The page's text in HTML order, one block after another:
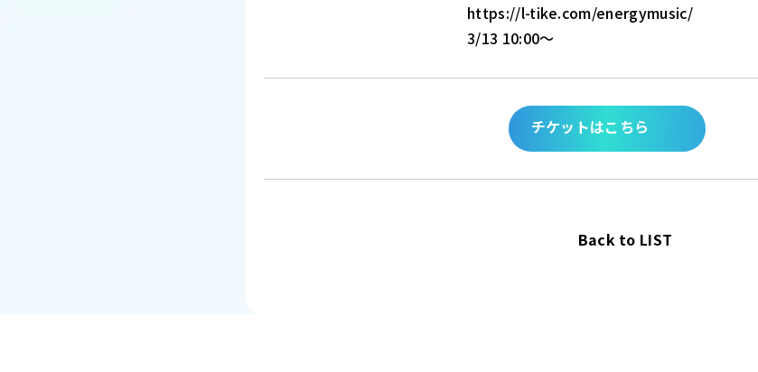
https://l-tike.com/energymusic/
3/13 10:00〜
チケットはこちら
Back to LIST